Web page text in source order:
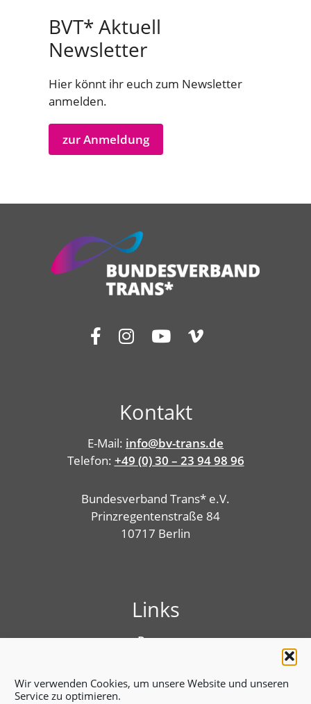
Wir verwenden Cookies, um unsere Website und unseren
Service zu optimieren.
BVT* Aktuell
Newsletter
Hier könnt ihr euch zum Newsletter
anmelden.
zur Anmeldung
Kontakt
E-Mail: info@bv-trans.de
Telefon: +49 (0) 30 – 23 94 98 96
Bundesverband Trans* e.V.
Prinzregentenstraße 84
10717 Berlin
Links
Presse
Benutzungshinweise